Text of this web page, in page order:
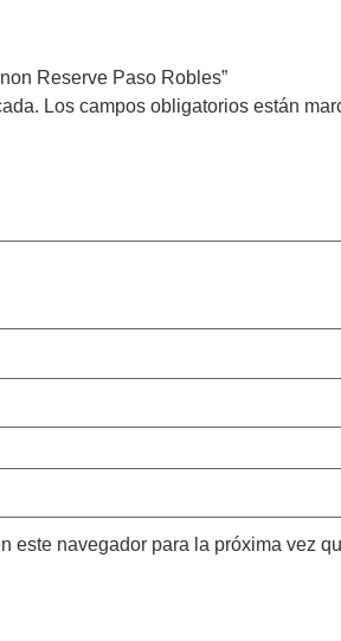
Reserve Paso Robles”
Los campos obligatorios están
este navegador para la próxima vez